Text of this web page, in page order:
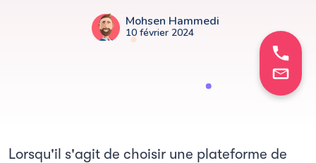
Mohsen Hammedi
10 février 2024
Lorsqu'il s'agit de choisir une plateforme de